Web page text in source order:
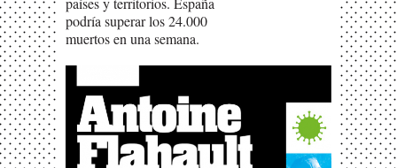
podría superar los 24.000
muertos en una semana.